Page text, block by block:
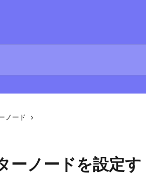
ノード
ノードを設定す